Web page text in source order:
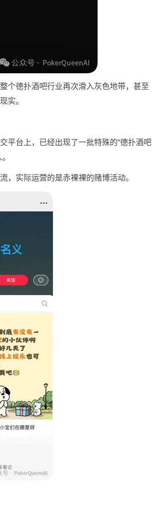
个德扑酒吧行业再次滑入灰色地带，甚至
实。
台上，已经出现了一批特殊的“德扑酒吧
实际运营的是赤裸裸的赌博活动。